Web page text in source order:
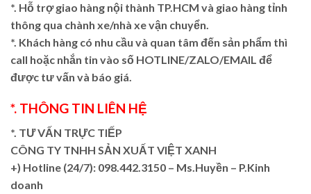
*. Hỗ trợ giao hàng nội thành TP.HCM và giao hàng tỉnh
thông qua chành xe/nhà xe vận chuyển.
*. Khách hàng có nhu cầu và quan tâm đến sản phẩm thì
call hoặc nhắn tin vào số HOTLINE/ZALO/EMAIL để
được tư vấn và báo giá.
*. THÔNG TIN LIÊN HỆ
*. TƯ VẤN TRỰC TIẾP
CÔNG TY TNHH SẢN XUẤT VIỆT XANH
+) Hotline (24/7): 098.442.3150 – Ms.Huyền – P.Kinh
doanh